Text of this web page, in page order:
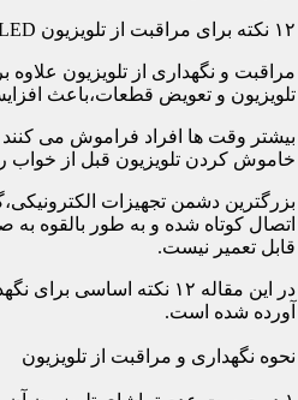
۱۲ نکته برای مراقبت از تلویزیون LED و LCD
مراقبت و نگهداری از تلویزیون علاوه
تلویزیون و تعویض قطعات،باعث
بیشتر وقت ها افراد فراموش می کنند
خاموش کردن تلویزیون قبل از خواب
بزرگترین دشمن تجهیزات
اتصال کوتاه شده و به طور بالقوه
قابل تعمیر نیست.
در این مقاله ۱۲ نکته اساسی
آورده شده است.
نحوه نگهداری و مراقبت از تلویزیون